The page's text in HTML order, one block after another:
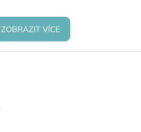
ZOBRAZIT VÍCE